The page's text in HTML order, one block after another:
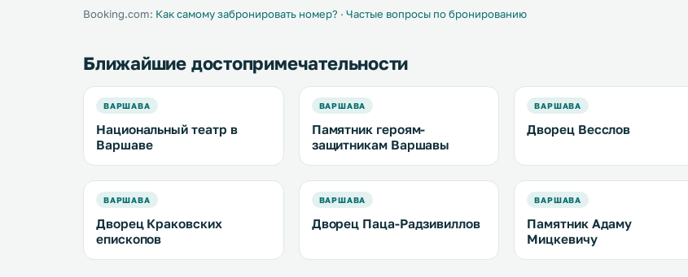
Booking.com: Как самому забронировать номер? · Частые вопросы по бронированию
Ближайшие достопримечательности
ВАРШАВА
Национальный театр в
Варшаве
ВАРШАВА
Памятник героям-
защитникам Варшавы
ВАРШАВА
Дворец Весслов
ВАРШАВА
Дворец Краковских
епископов
ВАРШАВА
Дворец Паца-Радзивиллов
ВАРШАВА
Памятник Адаму
Мицкевичу